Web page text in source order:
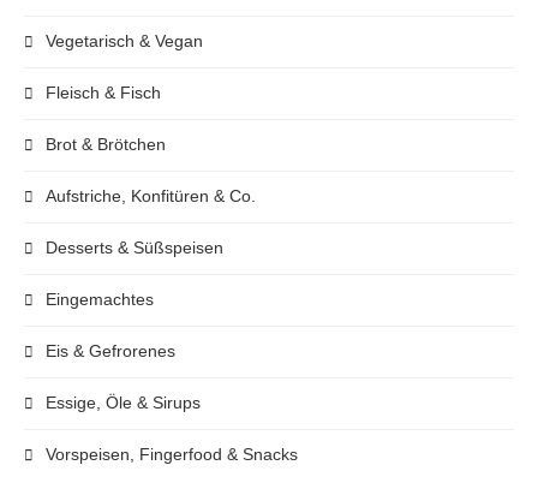
Vegetarisch & Vegan
Fleisch & Fisch
Brot & Brötchen
Aufstriche, Konfitüren & Co.
Desserts & Süßspeisen
Eingemachtes
Eis & Gefrorenes
Essige, Öle & Sirups
Vorspeisen, Fingerfood & Snacks